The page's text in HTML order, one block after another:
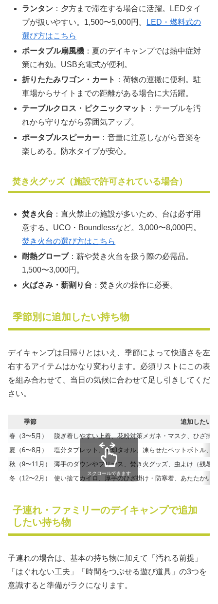
ランタン ：夕方まで滞在する場合に活躍。LEDタイ
プが扱いやすい。1,500〜5,000円。
LED・燃料式の
選び方はこちら
ポータブル扇風機 ：夏のデイキャンプでは熱中症対
策に有効。USB充電式が便利。
折りたたみワゴン・カート ：荷物の運搬に便利。駐
車場からサイトまでの距離がある場合に大活躍。
テーブルクロス・ピクニックマット ：テーブルを汚
れから守りながら雰囲気アップ。
ポータブルスピーカー ：音量に注意しながら音楽を
楽しめる。防水タイプが安心。
焚き火グッズ（施設で許可されている場合）
焚き火台 ：直火禁止の施設が多いため、台は必ず用
意する。UCO・Boundlessなど。3,000〜8,000円。
焚き火台の選び方はこちら
耐熱グローブ：薪や焚き火台を扱う際の必需品。
1,500〜3,000円。
火ばさみ・薪割り台 ：焚き火の操作に必要。
季節別に追加したい持ち物
デイキャンプは日帰りとはいえ、季節によって快適さを左
右するアイテムはかなり変わります。必須リストにこの表
を組み合わせて、当日の気候に合わせて足し引きしてくだ
さい。
季節
追加したい
春（3〜5月）
脱ぎ着しやすい上着、花粉対策メガネ・マスク、ひざ掛け
夏（6〜8月）
塩分タブレット、冷却タオル、凍らせたペットボトル、
秋（9〜11月）
薄手のダウンやフリース、焚き火グッズ、虫よけ（残暑
冬（12〜2月）
使い捨てカイロ、厚手のひざ掛け・防寒着、あたたかい
スクロールできます
子連れ・ファミリーのデイキャンプで追加
したい持ち物
子連れの場合は、基本の持ち物に加えて「汚れる前提」
「はぐれない工夫」「時間をつぶせる遊び道具」の3つを
意識すると準備がラクになります。